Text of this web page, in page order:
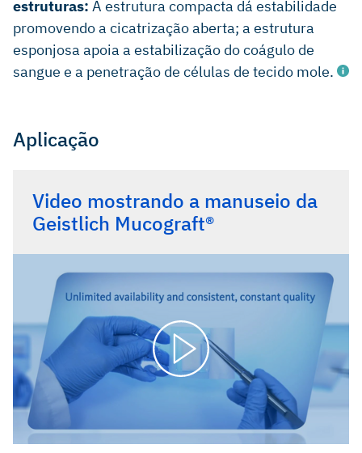
estruturas: A estrutura compacta dá estabilidade
promovendo a cicatrização aberta; a estrutura
esponjosa apoia a estabilização do coágulo de
sangue e a penetração de células de tecido mole.
Sanz M, et al.: J Clin Periodontol 2009; 36(10): 868-76.
Lorenzo R, et al.: Clin Oral Impl Res 2012; 23(3): 316-24.
McGuire MK & Scheyer ET: J Periodontol 2010; 81(8):
1108-17.
Cardaropoli D, et al.: J Periodontol 2012; 83(3): 321-28.
Herford AS, et al.: J Oral Maxillofac Surg 2010; 68(7):
1463-70.
Thoma, D, et al.: J Clin Periodontol 2012; 39(2): 157-65.
Aplicação
Video mostrando a manuseio da
Geistlich Mucograft®